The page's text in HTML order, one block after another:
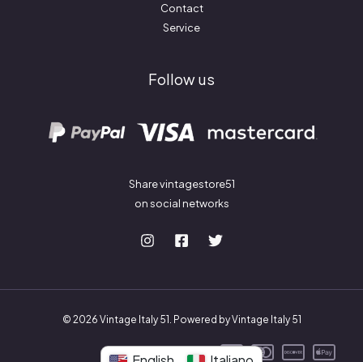
Contact
Service
Follow us
Share vintagestore51
on social networks
© 2026 Vintage Italy 51. Powered by Vintage Italy 51